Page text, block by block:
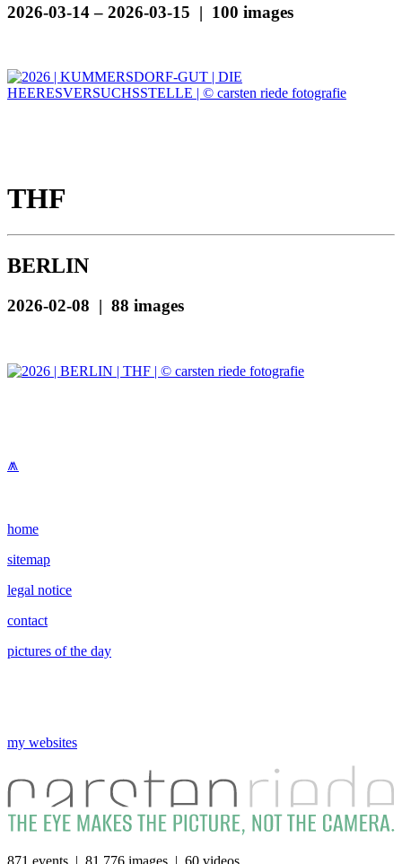
2026-03-14 – 2026-03-15 | 100 images
THF
BERLIN
2026-02-08 | 88 images
⩕
home
sitemap
legal notice
contact
pictures of the day
my websites
871 events | 81 776 images | 60 videos